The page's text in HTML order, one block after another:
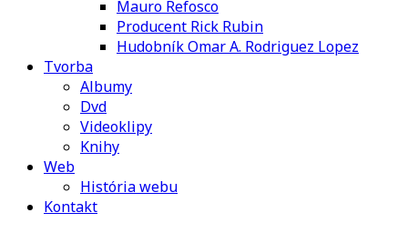
Mauro Refosco
Producent Rick Rubin
Hudobník Omar A. Rodriguez Lopez
Tvorba
Albumy
Dvd
Videoklipy
Knihy
Web
História webu
Kontakt